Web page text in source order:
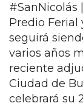
RAMALLO
SAN PEDRO
PROVINCIA
PAIS
#SanNicolás
Predio Ferial
seguirá
varios años
reciente
Ciudad de
celebrará su